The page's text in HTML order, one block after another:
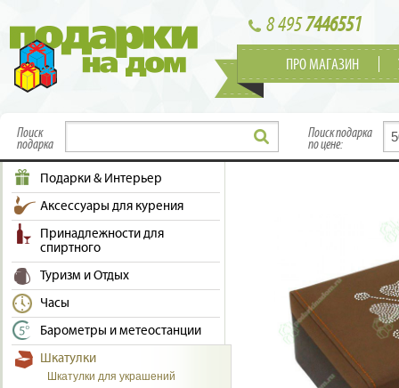
8 4957446551
ПРО МАГАЗИН
Поиск
подарка
Поиск подарка
по цене:
Подарки & Интерьер
Аксессуары для курения
Принадлежности для
спиртного
Туризм и Отдых
Часы
Барометры и метеостанции
Шкатулки
Шкатулки для украшений